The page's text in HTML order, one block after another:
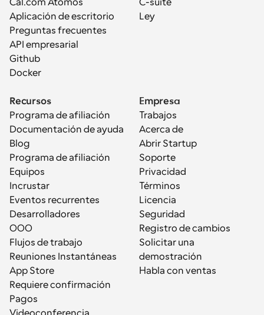
Cal.com Átomos
Aplicación de escritorio
Preguntas frecuentes
API empresarial
Github
Docker
C-suite
Ley
Recursos
Programa de afiliación
Documentación de ayuda
Blog
Programa de afiliación
Equipos
Incrustar
Eventos recurrentes
Desarrolladores
OOO
Flujos de trabajo
Reuniones Instantáneas
App Store
Requiere confirmación
Pagos
Empresa
Trabajos
Acerca de
Abrir Startup
Soporte
Privacidad
Términos
Licencia
Seguridad
Registro de cambios
Solicitar una
demostración
Habla con ventas